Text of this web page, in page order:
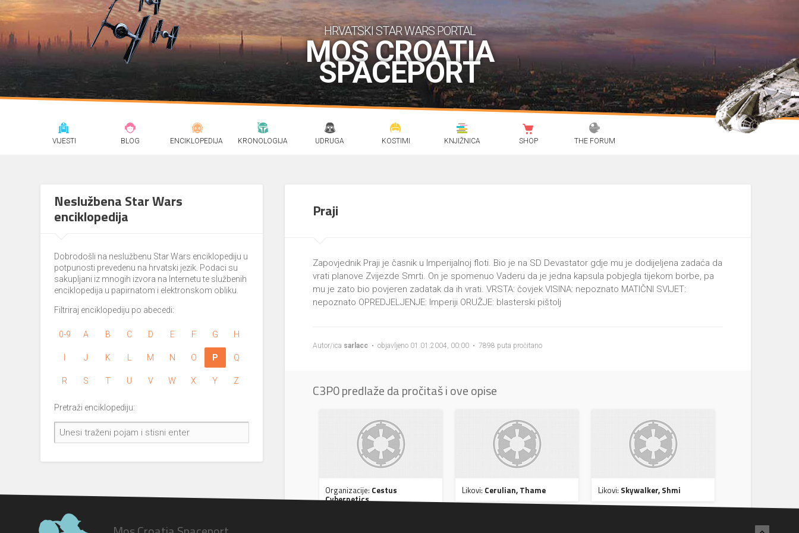
HRVATSKI STAR WARS PORTAL
MOS CROATIA
SPACEPORT
VIJESTI BLOG ENCIKLOPEDIJA KRONOLOGIJA UDRUGA KOSTIMI KNJIŽNICA SHOP THE FORUM
Neslužbena Star Wars
enciklopedija
Dobrodošli na neslužbenu Star Wars enciklopediju u
potpunosti prevedenu na hrvatski jezik. Podaci su
sakupljani iz mnogih izvora na Internetu te službenih
enciklopedija u papirnatom i elektronskom obliku.
Filtriraj enciklopediju po abecedi:
0-9 A B C D E F G H
J K M N O P Q
R S T U V W X Y Z
Pretraži enciklopediju:
Praji
Zapovjednik Praji je časnik u Imperijalnoj floti. Bio je na SD Devastator gdje mu je dodijeljena zadaća da
vrati planove Zvijezde Smrti. On je spomenuo Vaderu da je jedna kapsula pobjegla tijekom borbe, pa
mu je zato bio povjeren zadatak da ih vrati. VRSTA: čovjek VISINA: nepoznato MATIČNI SVIJET:
nepoznato OPREDJELJENJE: Imperiji ORUŽJE: blasterski pištolj
Autor/ica sarlacc • objavljeno 01.01.2004, 00:00 • 7898 puta pročitano
C3P0 predlaže da pročitaš i ove opise
Organizacije: Cestus
Cybernetics
Likovi: Cerulian, Thame Likovi: Skywalker, Shmi